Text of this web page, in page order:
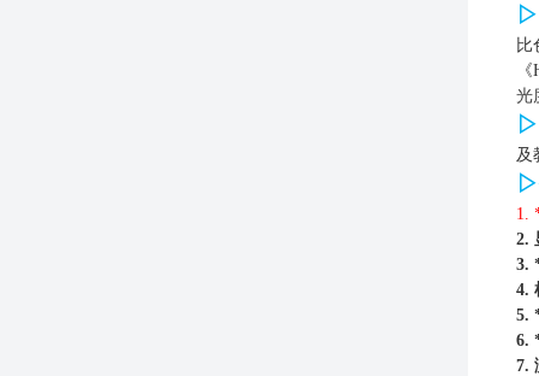
▷
比
《
光
▷
及
▷
1.
2.
3.
4.
5.
6.
7.